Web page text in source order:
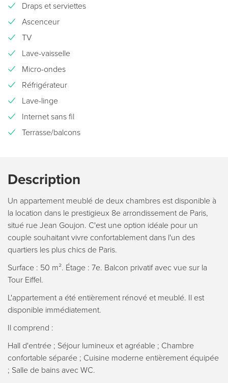
Draps et serviettes
Ascenceur
TV
Lave-vaisselle
Micro-ondes
Réfrigérateur
Lave-linge
Internet sans fil
Terrasse/balcons
Description
Un appartement meublé de deux chambres est disponible à
la location dans le prestigieux 8e arrondissement de Paris,
situé rue Jean Goujon. C'est une option idéale pour un
couple souhaitant vivre confortablement dans l'un des
quartiers les plus chics de Paris.
Surface : 50 m². Étage : 7e. Balcon privatif avec vue sur la
Tour Eiffel.
L'appartement a été entièrement rénové et meublé. Il est
disponible immédiatement.
Il comprend :
Hall d'entrée ; Séjour lumineux et agréable ; Chambre
confortable séparée ; Cuisine moderne entièrement équipée
; Salle de bains avec WC.